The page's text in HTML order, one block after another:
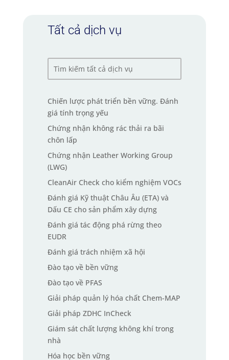
Tất cả dịch vụ
Chiến lược phát triển bền vững. Đánh
giá tính trọng yếu
Chứng nhận không rác thải ra bãi
chôn lấp
Chứng nhận Leather Working Group
(LWG)
CleanAir Check cho kiểm nghiệm VOCs
Đánh giá Kỹ thuật Châu Âu (ETA) và
Dấu CE cho sản phẩm xây dựng
Đánh giá tác động phá rừng theo
EUDR
Đánh giá trách nhiệm xã hội
Đào tạo về bền vững
Đào tạo về PFAS
Giải pháp quản lý hóa chất Chem-MAP
Giải pháp ZDHC InCheck
Giám sát chất lượng không khí trong
nhà
Hóa học bền vững